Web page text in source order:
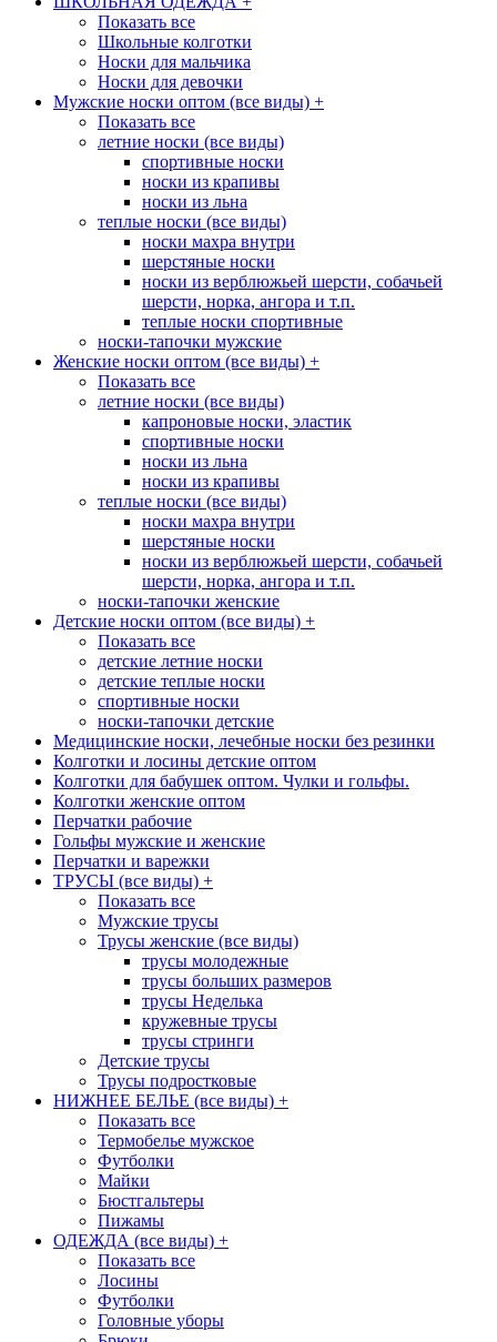
Показать все
Школьные колготки
Носки для мальчика
Носки для девочки
Мужские носки оптом (все виды) +
Показать все
летние носки (все виды)
спортивные носки
носки из крапивы
носки из льна
теплые носки (все виды)
носки махра внутри
шерстяные носки
носки из верблюжьей шерсти, собачьей
шерсти, норка, ангора и т.п.
теплые носки спортивные
носки-тапочки мужские
Женские носки оптом (все виды) +
Показать все
летние носки (все виды)
капроновые носки, эластик
спортивные носки
носки из льна
носки из крапивы
теплые носки (все виды)
носки махра внутри
шерстяные носки
носки из верблюжьей шерсти, собачьей
шерсти, норка, ангора и т.п.
носки-тапочки женские
Детские носки оптом (все виды) +
Показать все
детские летние носки
детские теплые носки
спортивные носки
носки-тапочки детские
Медицинские носки, лечебные носки без резинки
Колготки и лосины детские оптом
Колготки для бабушек оптом. Чулки и гольфы.
Колготки женские оптом
Перчатки рабочие
Гольфы мужские и женские
Перчатки и варежки
ТРУСЫ (все виды) +
Показать все
Мужские трусы
Трусы женские (все виды)
трусы молодежные
трусы больших размеров
трусы Неделька
кружевные трусы
трусы стринги
Детские трусы
Трусы подростковые
НИЖНЕЕ БЕЛЬЕ (все виды) +
Показать все
Термобелье мужское
Футболки
Майки
Бюстгальтеры
Пижамы
ОДЕЖДА (все виды) +
Показать все
Лосины
Футболки
Головные уборы